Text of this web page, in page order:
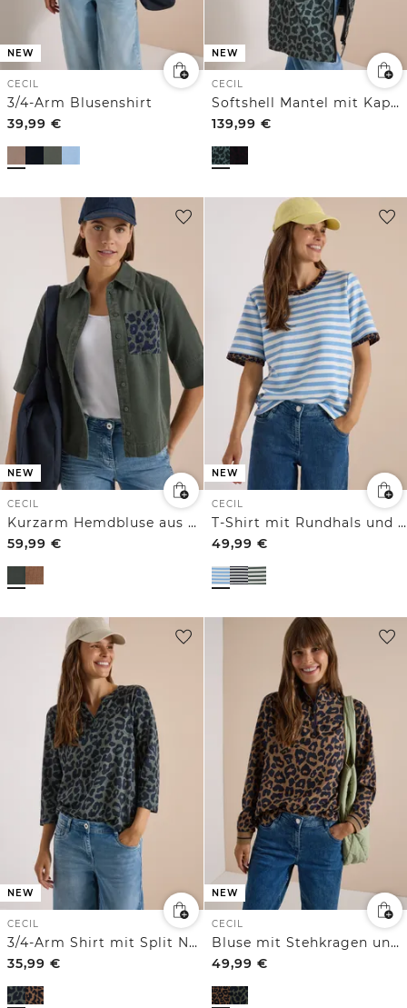
NEW
CECIL
3/4-Arm Blusenshirt
39,99 €
NEW
CECIL
Softshell Mantel mit Kapuze und Leo-Muster
139,99 €
NEW
CECIL
Kurzarm Hemdbluse aus Cord mit Brusttasche
59,99 €
NEW
CECIL
T-Shirt mit Rundhals und Leo-Details
49,99 €
NEW
CECIL
3/4-Arm Shirt mit Split Neck und Leo-Muster
35,99 €
NEW
CECIL
Bluse mit Stehkragen und Zipper
49,99 €